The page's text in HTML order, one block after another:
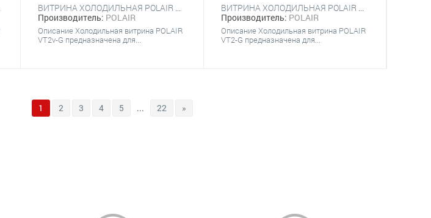
ВИТРИНА ХОЛОДИЛЬНАЯ POLAIR VT2V-G (5Х GN 1/4)
Производитель: POLAIR
Описание Холодильная витрина POLAIR
VT2v-G предназначена для...
ВИТРИНА ХОЛОДИЛЬНАЯ POLAIR VT2-G (5Х GN 1/4) С КРЫШКОЙ
Производитель: POLAIR
Описание Холодильная витрина POLAIR
VT2-G предназначена для...
1 2 3 4 5 ... 22 »